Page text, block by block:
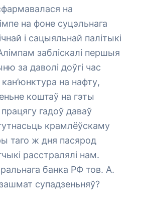
на
на фоне суцэльнага
і сацыяльнай палітыкі
забліскалі першыя
за даволі доўгі час
на нафту,
коштаў на гэты
гадоў даваў
крамлёўскаму
таго ж дня пасярод
расстралялі нам.
банка РФ тов. А.
супадзеньняў?